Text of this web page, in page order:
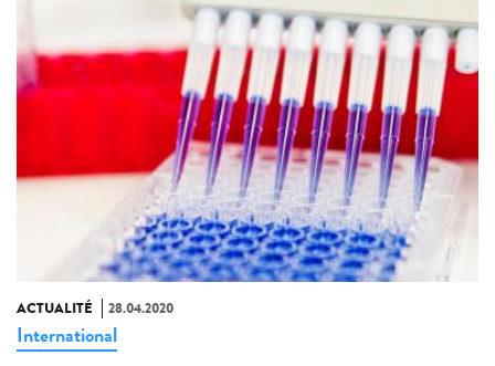
ACTUALITÉ 28.04.2020
International